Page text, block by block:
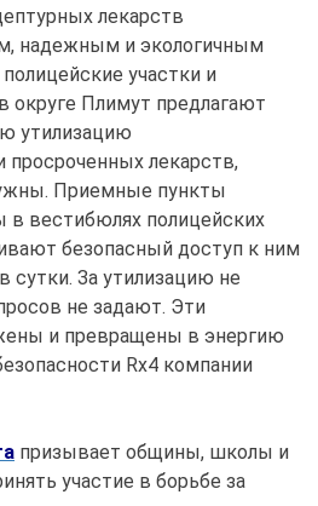
лекарств
надежным и экологичным
участки и
округе Плимут предлагают
утилизацию
просроченных лекарств,
Приемные пункты
вестибюлях полицейских
безопасный доступ к ним
сутки. За утилизацию не
не задают. Эти
и превращены в энергию
Rx4 компании
призывает общины, школы и
участие в борьбе за